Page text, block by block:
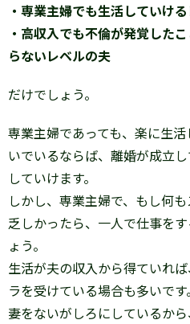
・専業主婦でも生活していけ
・高収入でも不倫が発覚した
らないレベルの夫
だけでしょう。
専業主婦であっても、楽に生
いでいるならば、離婚が成立
していけます。
しかし、専業主婦で、もし何
乏しかったら、一人で仕事を
ょう。
生活が夫の収入から得ていれ
ラを受けている場合も多いです。
妻をないがしろにしているか